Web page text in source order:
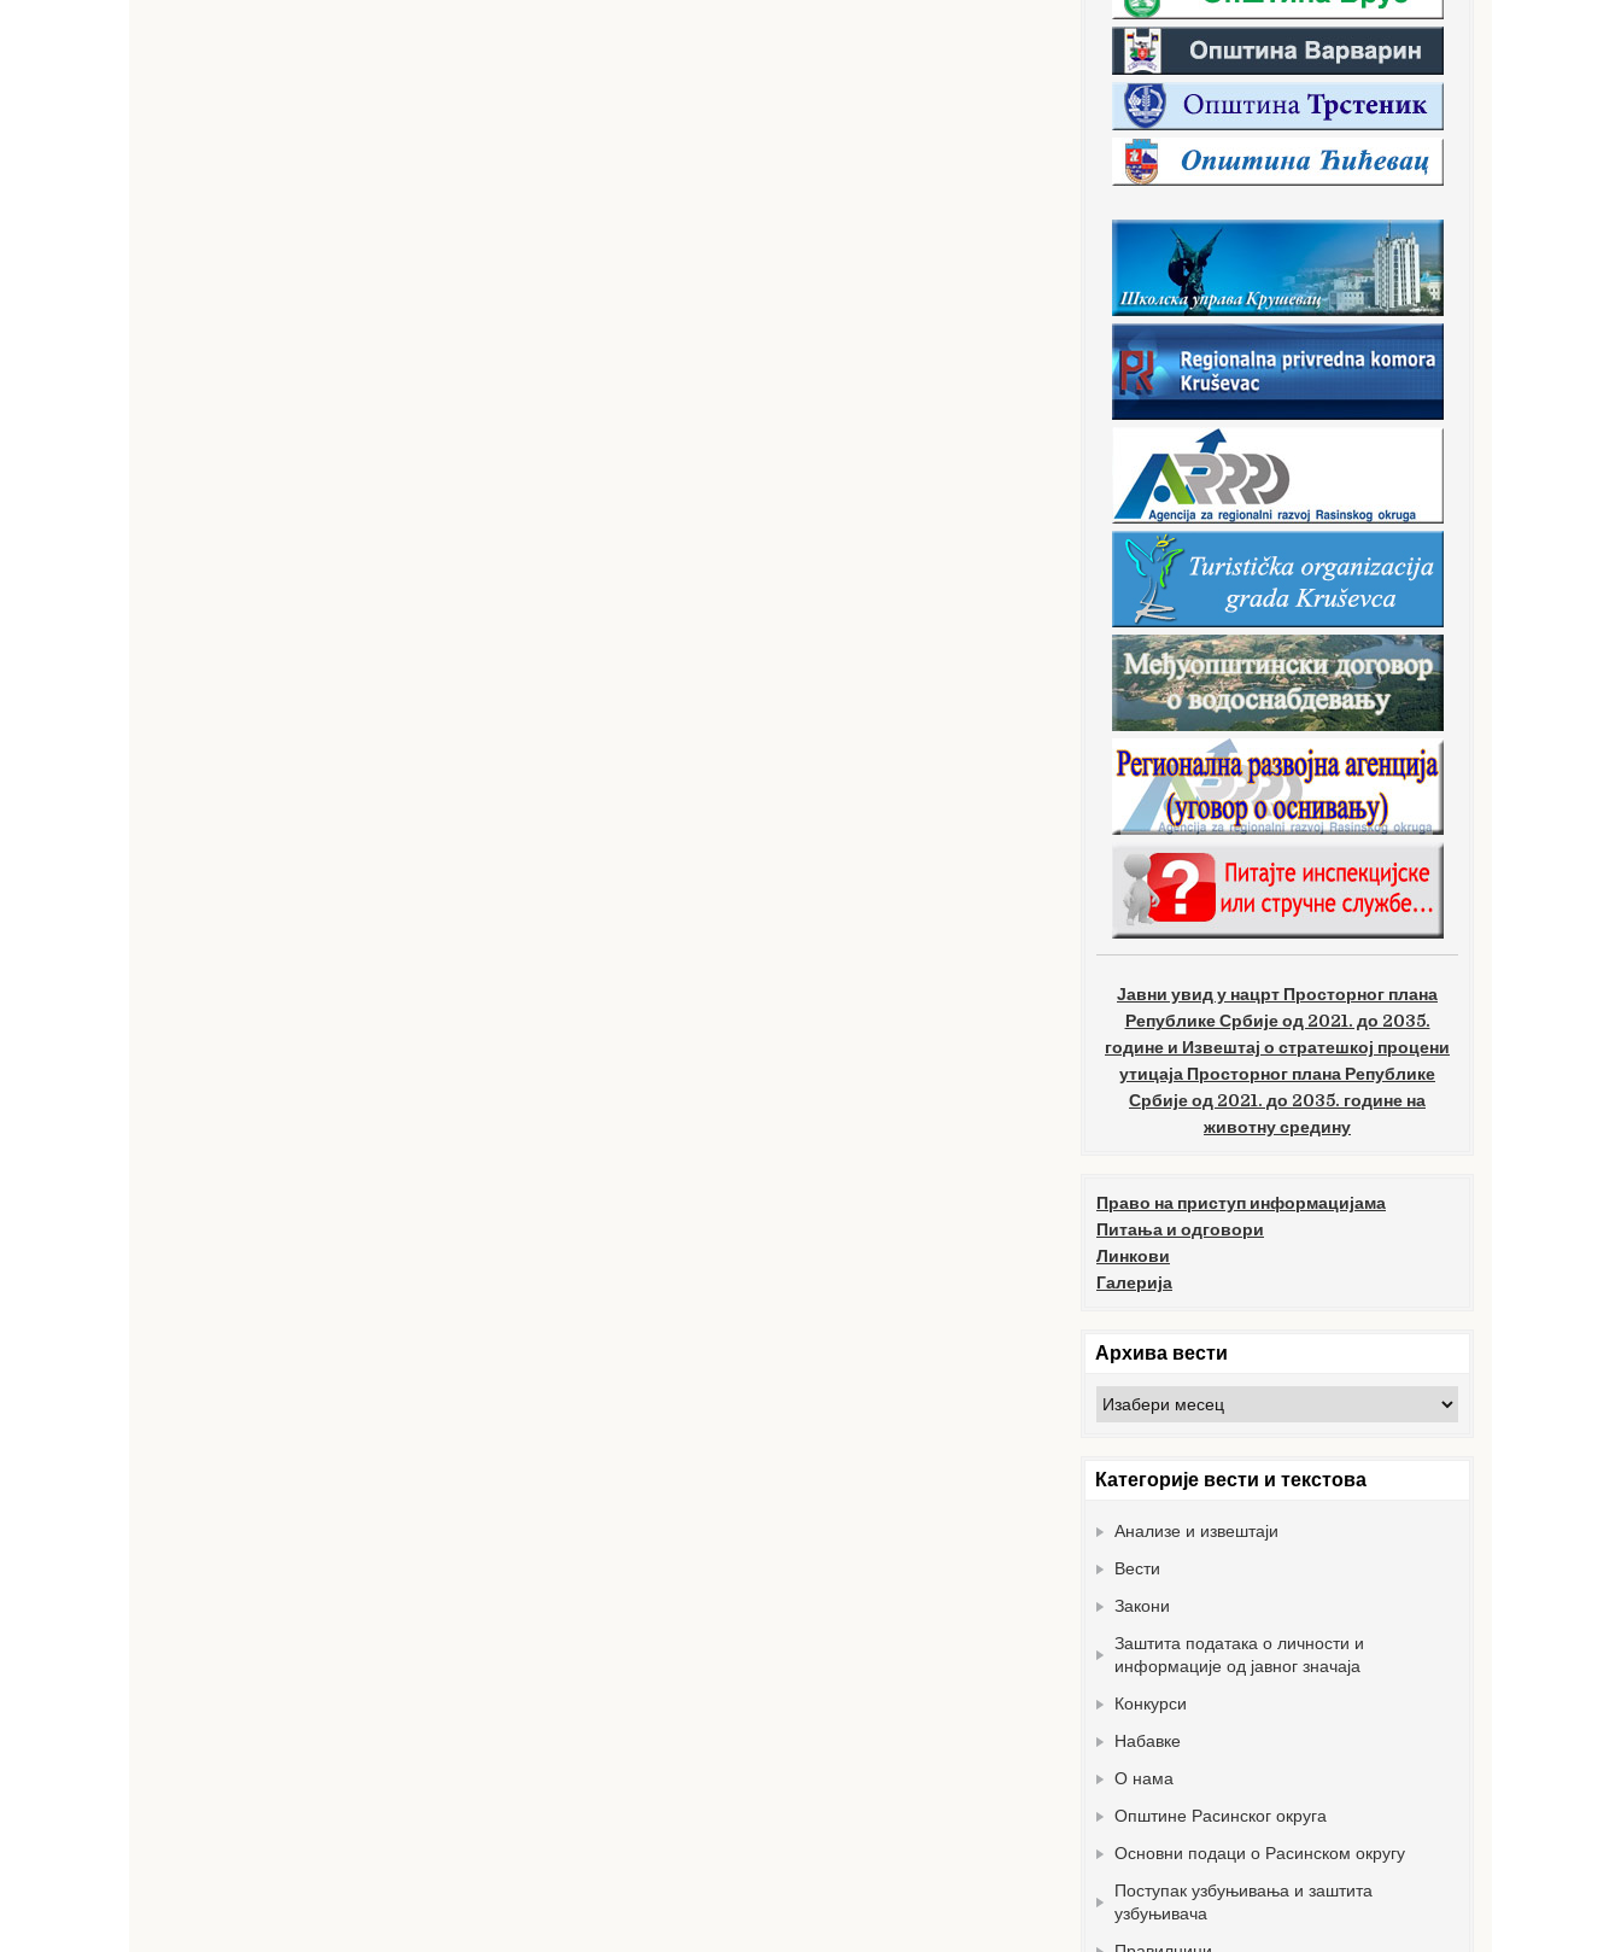
Јавни увид у нацрт Просторног плана
Републике Србије од 2021. до 2035.
године и Извештај о стратешкој процени
утицаја Просторног плана Републике
Србије од 2021. до 2035. године на
животну средину
Право на приступ информацијама
Питања и одговори
Линкови
Галерија
Архива вести
Архива
вести
Категорије вести и текстова
Анализе и извештаји
Вести
Закони
Заштита података о личности и
информације од јавног значаја
Конкурси
Набавке
О нама
Општине Расинског округа
Основни подаци о Расинском округу
Поступак узбуњивања и заштита
узбуњивача